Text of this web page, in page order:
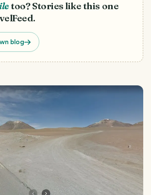
too? Stories like this one
blog